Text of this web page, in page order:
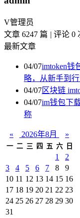
V管理员
文章 6247 篇 | 评论 0
最新文章
04/07imtoken钱
略，从新手到
04/07区块链
04/07im钱包下
称
« 2026年8月 »
一 二 三 四 五 六 日
1
2
3
4 5 6 7 8
9
10 11 12 13 14 15 16
17 18 19 20 21 22 23
24 25 26 27 28 29 30
31